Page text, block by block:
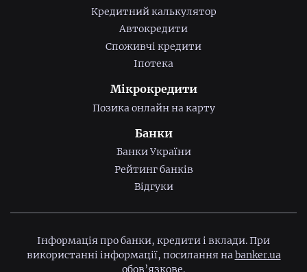
Кредитний калькулятор
Автокредити
Споживчі кредити
Іпотека
Мікрокредити
Позика онлайн на карту
Банки
Банки України
Рейтинг банків
Відгуки
Інформація про банки, кредити і вклади. При
використанні інформації, посилання наbanker.ua
обов’язкове.